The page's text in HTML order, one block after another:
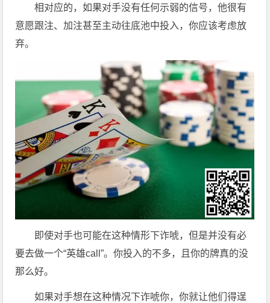
相对应的，如果对手没有任何示弱的信号，他很有
意愿跟注、加注甚至主动往底池中投入，你应该考虑放
弃。
即使对手也可能在这种情形下诈唬，但是并没有必
要去做一个“英雄call”。你投入的不多，且你的牌真的没
那么好。
如果对手想在这种情况下诈唬你，你就让他们得逞